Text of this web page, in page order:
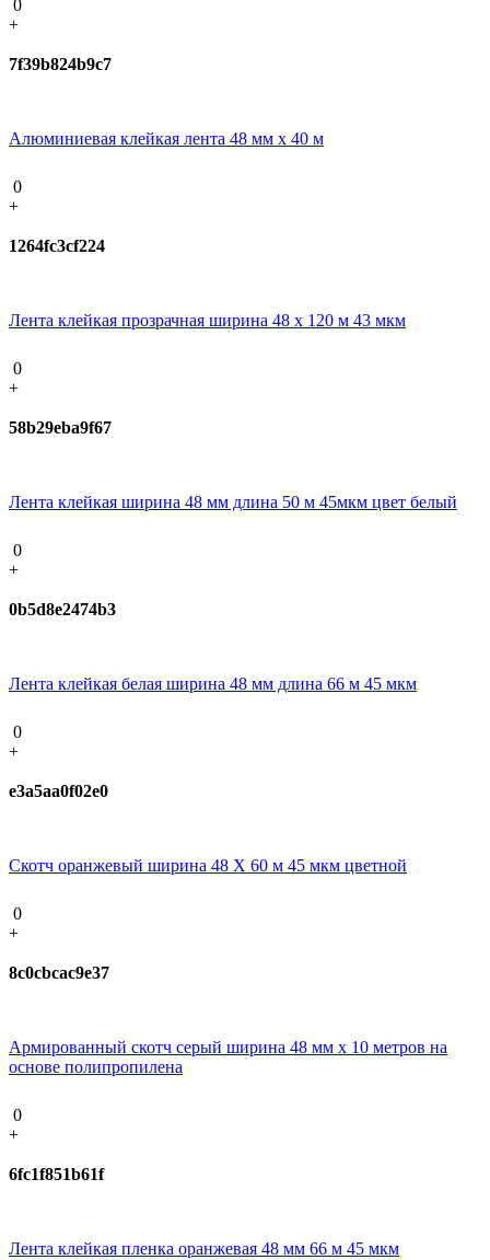
0
+
7f39b824b9c7
Алюминиевая клейкая лента 48 мм х 40 м
0
+
1264fc3cf224
Лента клейкая прозрачная ширина 48 х 120 м 43 мкм
0
+
58b29eba9f67
Лента клейкая ширина 48 мм длина 50 м 45мкм цвет белый
0
+
0b5d8e2474b3
Лента клейкая белая ширина 48 мм длина 66 м 45 мкм
0
+
e3a5aa0f02e0
Скотч оранжевый ширина 48 Х 60 м 45 мкм цветной
0
+
8c0cbcac9e37
Армированный скотч серый ширина 48 мм х 10 метров на
основе полипропилена
0
+
6fc1f851b61f
Лента клейкая пленка оранжевая 48 мм 66 м 45 мкм